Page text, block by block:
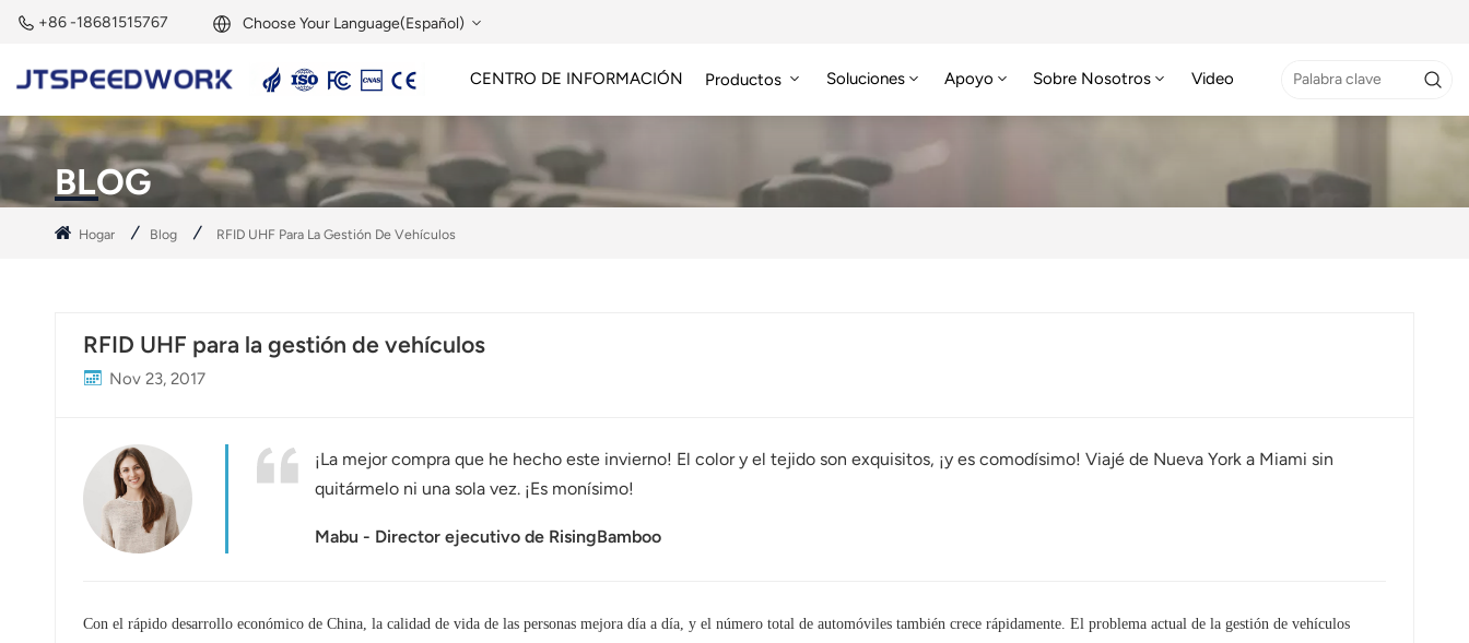
+86 -18681515767 Choose Your Language(Español)
English
Français
Deutsch
Español
Nederland
CENTRO DE INFORMACIÓN Productos Soluciones Apoyo Sobre Nosotros Video
BLOG
Hogar Blog RFID UHF Para La Gestión De Vehículos
RFID UHF para la gestión de vehículos
Nov 23, 2017
¡La mejor compra que he hecho este invierno! El color y el tejido son exquisitos, ¡y es comodísimo! Viajé de Nueva York a Miami sin
quitármelo ni una sola vez. ¡Es monísimo!
Mabu - Director ejecutivo de RisingBamboo
Con el rápido desarrollo económico de China, la calidad de vida de las personas mejora día a día, y el número total de automóviles también crece rápidamente. El problema actual de la gestión de vehículos